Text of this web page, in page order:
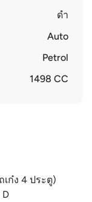
ดำ
Auto
Petrol
1498 CC
เก๋ง 4 ประตู)
D